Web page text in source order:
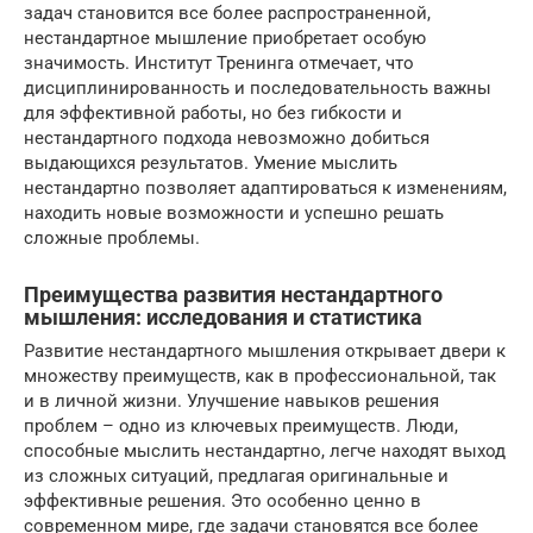
задач становится все более распространенной,
нестандартное мышление приобретает особую
значимость. Институт Тренинга отмечает, что
дисциплинированность и последовательность важны
для эффективной работы, но без гибкости и
нестандартного подхода невозможно добиться
выдающихся результатов. Умение мыслить
нестандартно позволяет адаптироваться к изменениям,
находить новые возможности и успешно решать
сложные проблемы.
Преимущества развития нестандартного
мышления: исследования и статистика
Развитие нестандартного мышления открывает двери к
множеству преимуществ, как в профессиональной, так
и в личной жизни. Улучшение навыков решения
проблем – одно из ключевых преимуществ. Люди,
способные мыслить нестандартно, легче находят выход
из сложных ситуаций, предлагая оригинальные и
эффективные решения. Это особенно ценно в
современном мире, где задачи становятся все более